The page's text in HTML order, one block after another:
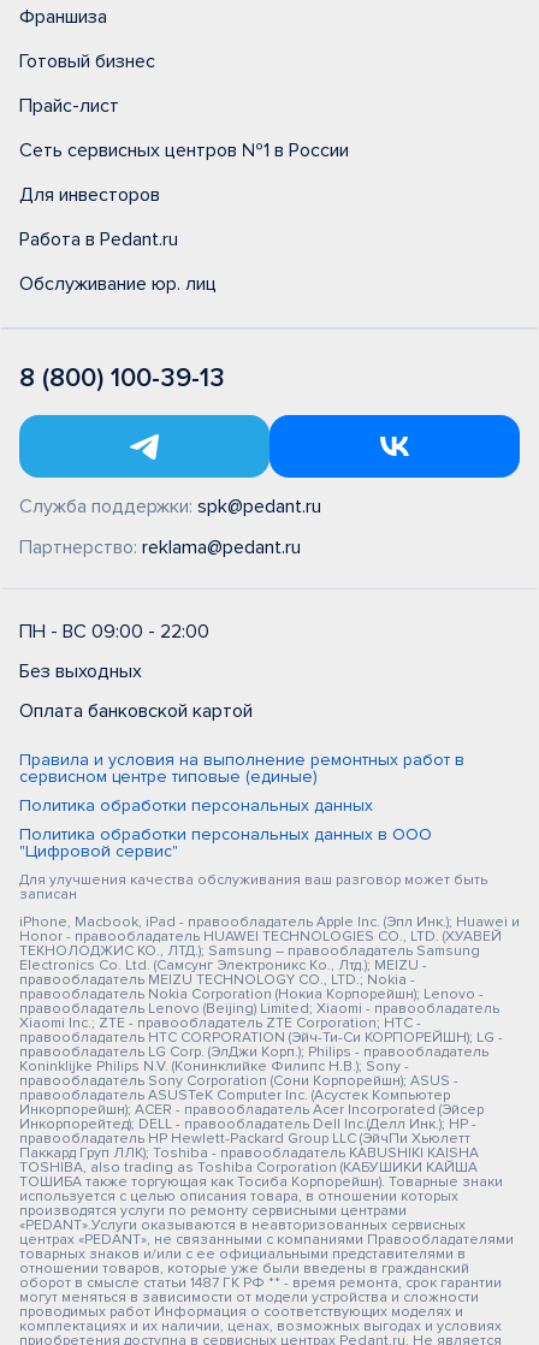
Франшиза
Готовый бизнес
Прайс-лист
Сеть сервисных центров №1 в России
Для инвесторов
Работа в Pedant.ru
Обслуживание юр. лиц
8 (800) 100-39-13
Служба поддержки: spk@pedant.ru
Партнерство: reklama@pedant.ru
ПН - ВС 09:00 - 22:00
Без выходных
Оплата банковской картой
Правила и условия на выполнение ремонтных работ в
сервисном центре типовые (единые)
Политика обработки персональных данных
Политика обработки персональных данных в ООО
"Цифровой сервис"
Для улучшения качества обслуживания ваш разговор может быть
записан
iPhone, Macbook, iPad - правообладатель Apple Inc. (Эпл Инк.); Huawei и
Honor - правообладатель HUAWEI TECHNOLOGIES CO., LTD. (ХУАВЕЙ
ТЕКНОЛОДЖИС КО., ЛТД.); Samsung – правообладатель Samsung
Electronics Co. Ltd. (Самсунг Электроникс Ко., Лтд.); MEIZU -
правообладатель MEIZU TECHNOLOGY CO., LTD.; Nokia -
правообладатель Nokia Corporation (Нокиа Корпорейшн); Lenovo -
правообладатель Lenovo (Beijing) Limited; Xiaomi - правообладатель
Xiaomi Inc.; ZTE - правообладатель ZTE Corporation; HTC -
правообладатель HTC CORPORATION (Эйч-Ти-Си КОРПОРЕЙШН); LG -
правообладатель LG Corp. (ЭлДжи Корп.); Philips - правообладатель
Koninklijke Philips N.V. (Конинклийке Филипс Н.В.); Sony -
правообладатель Sony Corporation (Сони Корпорейшн); ASUS -
правообладатель ASUSTeK Computer Inc. (Асустек Компьютер
Инкорпорейшн); ACER - правообладатель Acer Incorporated (Эйсер
Инкорпорейтед); DELL - правообладатель Dell Inc.(Делл Инк.); HP -
правообладатель HP Hewlett-Packard Group LLC (ЭйчПи Хьюлетт
Паккард Груп ЛЛК); Toshiba - правообладатель KABUSHIKI KAISHA
TOSHIBA, also trading as Toshiba Corporation (КАБУШИКИ КАЙША
ТОШИБА также торгующая как Тосиба Корпорейшн). Товарные знаки
используется с целью описания товара, в отношении которых
производятся услуги по ремонту сервисными центрами
«PEDANT».Услуги оказываются в неавторизованных сервисных
центрах «PEDANT», не связанными с компаниями Правообладателями
товарных знаков и/или с ее официальными представителями в
отношении товаров, которые уже были введены в гражданский
оборот в смысле статьи 1487 ГК РФ ** - время ремонта, срок гарантии
могут меняться в зависимости от модели устройства и сложности
проводимых работ Информация о соответствующих моделях и
комплектациях и их наличии, ценах, возможных выгодах и условиях
приобретения доступна в сервисных центрах Pedant.ru. Не является